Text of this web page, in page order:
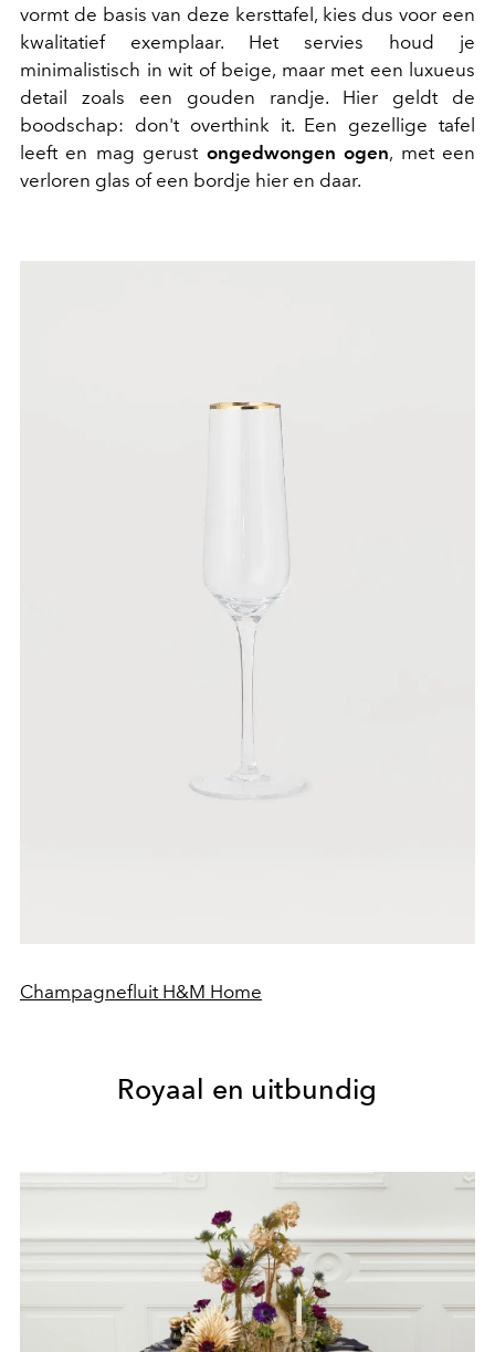
vormt de basis van deze kersttafel, kies dus voor een
kwalitatief exemplaar. Het servies houd je
minimalistisch in wit of beige, maar met een luxueus
detail zoals een gouden randje. Hier geldt de
boodschap: don't overthink it. Een gezellige tafel
leeft en mag gerust ongedwongen ogen, met een
verloren glas of een bordje hier en daar.
Champagnefluit H&M Home
Royaal en uitbundig